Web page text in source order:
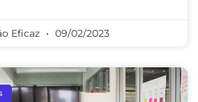
Eficaz 09/02/2023